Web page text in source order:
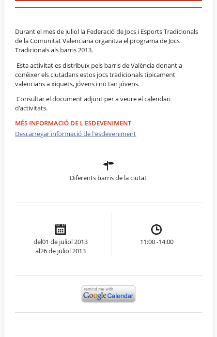
Durant el mes de juliol la Federació de Jocs i Esports Tradicionals
de la Comunitat Valenciana organitza el programa de Jocs
Tradicionals als barris 2013.
Esta activitat es distribuïx pels barris de València donant a
conéixer els ciutadans estos jocs tradicionals tipicament
valencians a xiquets, jóvens i no tan jóvens.
Consultar el document adjunt per a veure el calendari
d’activitats.
MÉS INFORMACIÓ DE L'ESDEVENIMENT
Descarregar informació de l'esdeveniment
Diferents barris de la ciutat
del01 de juliol 2013
al26 de juliol 2013
11:00 -14:00